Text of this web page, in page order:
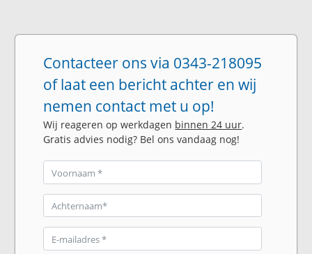
Contacteer ons via 0343-218095
of laat een bericht achter en wij
nemen contact met u op!
Wij reageren op werkdagen binnen 24 uur.
Gratis advies nodig? Bel ons vandaag nog!